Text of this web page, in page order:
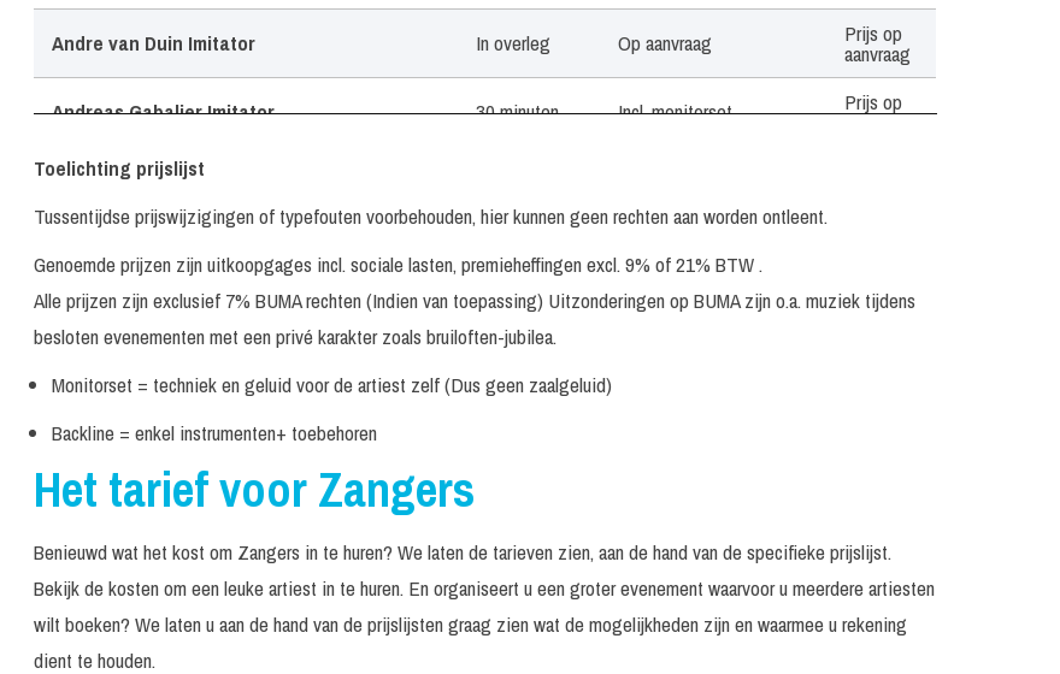
Andre van Duin Imitator In overleg Op aanvraag Prijs op
aanvraag
Andreas Gabalier Imitator 30 minuten Incl. monitorset Prijs op
aanvraag
Andy & Roy
personen
Anne Rodenburg (Andre Hazes Imitator) 30 minuten Excl. techniek / geluid Prijs op
Antoon aus Tirol 30 minuten
Arjon Oostrom
August van Engelen
30 minuten 40 minuten € 895, -
Barry Badpak 30 minuten Excl. techniek / geluid
aanvraag
Toelichting prijslijst
Tussentijdse prijswijzigingen of typefouten voorbehouden, hier kunnen geen rechten aan worden ontleent.
Genoemde prijzen zijn uitkoopgages incl. sociale lasten, premieheffingen excl. 9% of 21% BTW .
Alle prijzen zijn exclusief 7% BUMA rechten (Indien van toepassing) Uitzonderingen op BUMA zijn o.a. muziek tijdens
besloten evenementen met een privé karakter zoals bruiloften-jubilea.
Monitorset = techniek en geluid voor de artiest zelf (Dus geen zaalgeluid)
Backline = enkel instrumenten+ toebehoren
Het tarief voor Zangers
Benieuwd wat het kost om Zangers in te huren? We laten de tarieven zien, aan de hand van de specifieke prijslijst.
Bekijk de kosten om een leuke artiest in te huren. En organiseert u een groter evenement waarvoor u meerdere artiesten
wilt boeken? We laten u aan de hand van de prijslijsten graag zien wat de mogelijkheden zijn en waarmee u rekening
dient te houden.